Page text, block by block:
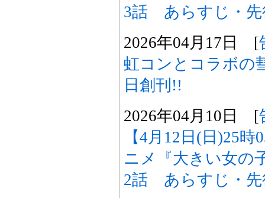
3話 あらすじ・先
2026年04月17日 [
虹コンとコラボの
日創刊!!
2026年04月10日 [
【4月12日(日)25
ニメ『大きい女の
2話 あらすじ・先